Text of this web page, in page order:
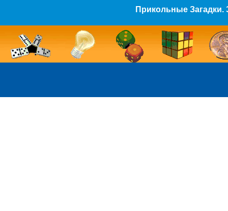
Прикольные Загадки.